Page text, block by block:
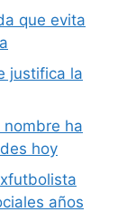
que evita
justifica la
nombre ha
hoy
años